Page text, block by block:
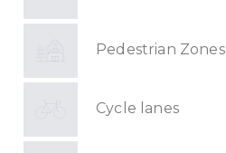
Pedestrian Zones
Cycle lanes